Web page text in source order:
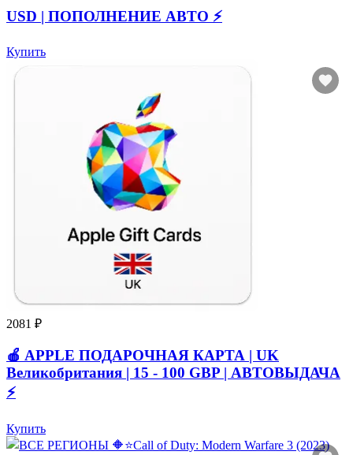
USD | ПОПОЛНЕНИЕ АВТО ⚡
Купить
2081 ₽
🍎 APPLE ПОДАРОЧНАЯ КАРТА | UK
Великобритания | 15 - 100 GBP | АВТОВЫДАЧА
⚡️
Купить